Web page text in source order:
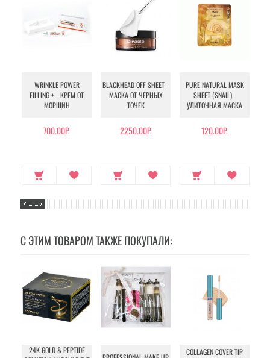
WRINKLE POWER
FILLING + - КРЕМ ОТ
МОРЩИН
700.00Р.
BLACKHEAD OFF SHEET -
МАСКА ОТ ЧЕРНЫХ
ТОЧЕК
2250.00Р.
PURE NATURAL MASK
SHEET (SNAIL) -
УЛИТОЧНАЯ МАСКА
120.00Р.
С ЭТИМ ТОВАРОМ ТАКЖЕ ПОКУПАЛИ:
24K GOLD & PEPTIDE
COLLAGEN COVER TIP